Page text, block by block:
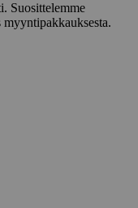
Suosittelemme